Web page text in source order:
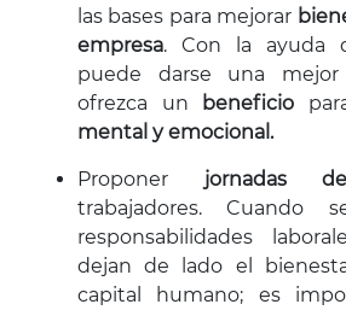
las bases para mejorar
empresa. Con la ayuda
puede darse una
ofrezca un
beneficio
mental y emocional.
Proponer jornadas
trabajadores. Cuando
responsabilidades
dejan de lado el
capital humano; es